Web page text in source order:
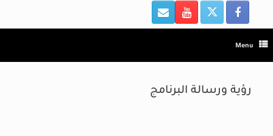
Menu
رؤية ورسالة البرنامج